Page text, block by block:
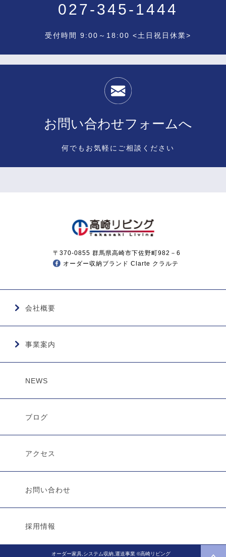
027-345-1444
受付時間 9:00～18:00 <土日祝日休業>
お問い合わせフォームへ
何でもお気軽にご相談ください
〒370-0855 群馬県高崎市下佐野町982－6
オーダー収納ブランド Clarte クラルテ
会社概要
事業案内
NEWS
ブログ
アクセス
お問い合わせ
採用情報
オーダー家具,システム収納,運送事業 ©高崎リビング